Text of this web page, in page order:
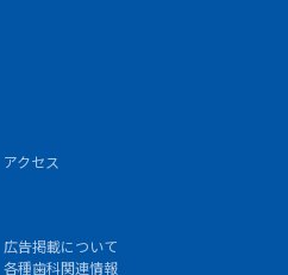
アクセス
広告掲載について
各種歯科関連情報